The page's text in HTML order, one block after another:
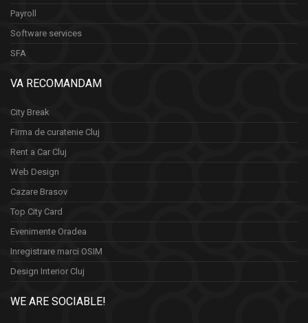
Payroll
Software services
SFA
VA RECOMANDAM
City Break
Firma de curatenie Cluj
Rent a Car Cluj
Web Design
Cazare Brasov
Top City Card
Evenimente Oradea
Inregistrare marci OSIM
Design Interior Cluj
WE ARE SOCIABLE!